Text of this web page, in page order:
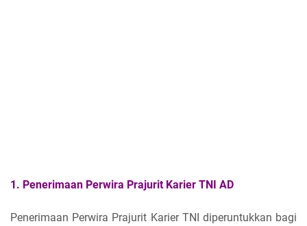
1. Penerimaan Perwira Prajurit Karier TNI AD
Penerimaan Perwira Prajurit Karier TNI diperuntukkan bagi